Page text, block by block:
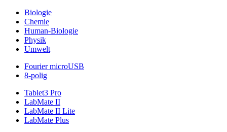
Biologie
Chemie
Human-Biologie
Physik
Umwelt
Fourier microUSB
8-polig
Tablet3 Pro
LabMate II
LabMate II Lite
LabMate Plus